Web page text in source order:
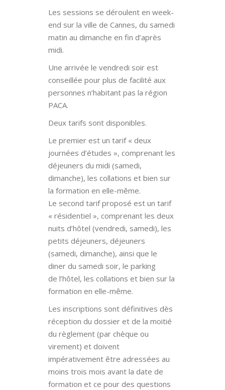
Les sessions se déroulent en week-
end sur la ville de Cannes, du samedi
matin au dimanche en fin d’après
midi.
Une arrivée le vendredi soir est
conseillée pour plus de facilité aux
personnes n’habitant pas la région
PACA.
Deux tarifs sont disponibles.
Le premier est un tarif « deux
journées d’études », comprenant les
déjeuners du midi (samedi,
dimanche), les collations et bien sur
la formation en elle-même.
Le second tarif proposé est un tarif
« résidentiel », comprenant les deux
nuits d’hôtel (vendredi, samedi), les
petits déjeuners, déjeuners
(samedi, dimanche), ainsi que le
diner du samedi soir, le parking
de l’hôtel, les collations et bien sur la
formation en elle-même.
Les inscriptions sont définitives dès
réception du dossier et de la moitié
du règlement (par chèque ou
virement) et doivent
impérativement être adressées au
moins trois mois avant la date de
formation et ce pour des questions